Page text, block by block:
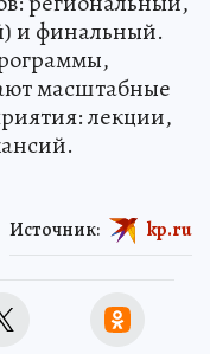
и финальный.
масштабные
лекции,
Источник: kp.ru